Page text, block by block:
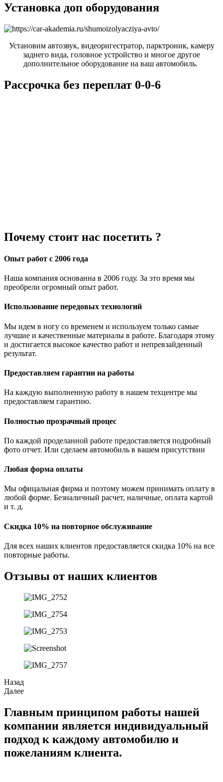
Установка доп оборудования
Установим автозвук, видеоригестратор, парктроник, камеру
заднего вида, головное устройство и многое другое
дополнительное оборудование на ваш автомобиль.
Рассрочка без переплат 0-0-6
Почему стоит нас посетить ?
Опыт работ с 2006 года
Наша компания основанна в 2006 году. За это время мы
преобрели огромный опыт работ.
Использование передовых технологий
Мы идем в ногу со временем и используем только самые
лучшие и качественные материалы в работе. Благодаря этому
и достигается высокое качество работ и непревзайденный
результат.
Предоставляем гарантии на работы
На каждую выполненную работу в нашем техцентре мы
предоставляем гарантию.
Полностью прозрачный процес
По каждой проделанной работе предоставляется подробный
фото отчет. Или сделаем автомобиль в вашем присутствии
Любая форма оплаты
Мы офицальная фирма и поэтому можем принимать оплату в
любой форме. Безналичный расчет, наличные, оплата картой
и т. д.
Скидка 10% на повторное обслуживание
Для всех наших клиентов предоставляется скидка 10% на все
повторные работы.
Отзывы от наших клиентов
Назад
Далее
Главным принципом работы нашей
компании является индивидуальный
подход к каждому автомобилю и
пожеланиям клиента.